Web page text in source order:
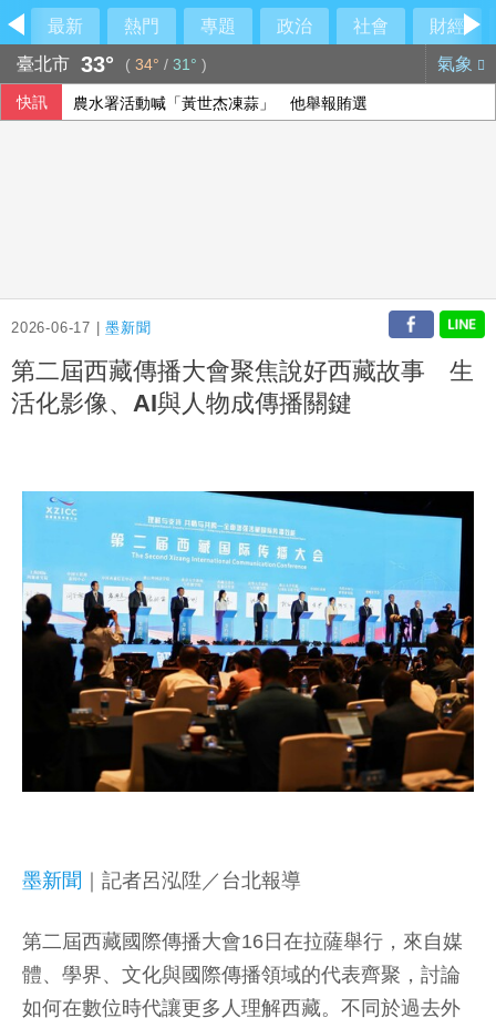
最新 熱門 專題 政治 社會
財經
臺北市 33° ( 34° / 31° ) 氣象
快訊 農水署活動喊「黃世杰凍蒜」 他舉報賄選
2026-06-17 |墨新聞
第二屆西藏傳播大會聚焦說好西藏故事 生
活化影像、AI與人物成傳播關鍵
墨新聞 ｜記者呂泓陞／台北報導
第二屆西藏國際傳播大會16日在拉薩舉行，來自媒
體、學界、文化與國際傳播領域的代表齊聚，討論
如何在數位時代讓更多人理解西藏。不同於過去外